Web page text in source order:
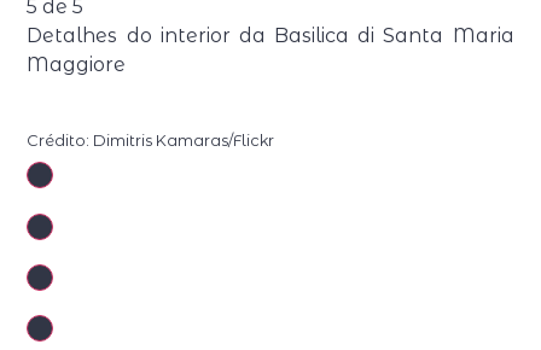
5 de5
Detalhes do interior da Basilica di Santa Maria
Maggiore
Crédito: Dimitris Kamaras/Flickr